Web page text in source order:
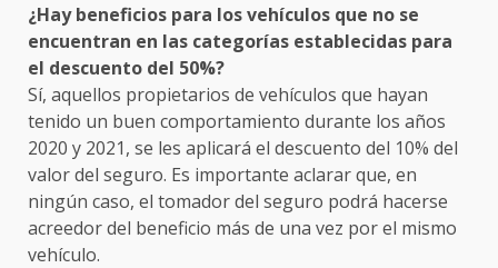
¿Hay beneficios para los vehículos que no se
encuentran en las categorías establecidas para
el descuento del 50%?
Sí, aquellos propietarios de vehículos que hayan
tenido un buen comportamiento durante los años
2020 y 2021, se les aplicará el descuento del 10% del
valor del seguro. Es importante aclarar que, en
ningún caso, el tomador del seguro podrá hacerse
acreedor del beneficio más de una vez por el mismo
vehículo.